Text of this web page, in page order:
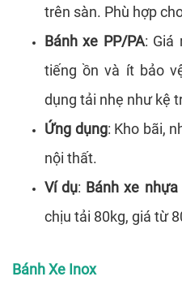
trên sàn. Phù hợp
Bánh xe PP/PA: Giá
tiếng ồn và ít bảo
dụng tải nhẹ như kệ
Ứng dụng: Kho bãi,
nội thất.
Ví dụ: Bánh xe nhựa
chịu tải 80kg, giá từ
Bánh Xe Inox